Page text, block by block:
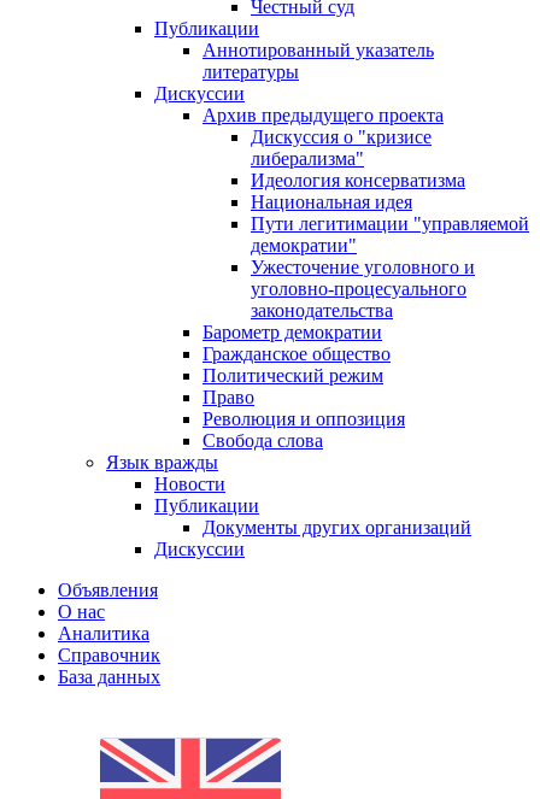
Честный суд
Публикации
Аннотированный указатель
литературы
Дискуссии
Архив предыдущего проекта
Дискуссия о "кризисе
либерализма"
Идеология консерватизма
Национальная идея
Пути легитимации "управляемой
демократии"
Ужесточение уголовного и
уголовно-процесуального
законодательства
Барометр демократии
Гражданское общество
Политический режим
Право
Революция и оппозиция
Свобода слова
Язык вражды
Новости
Публикации
Документы других организаций
Дискуссии
Объявления
О нас
Аналитика
Справочник
База данных